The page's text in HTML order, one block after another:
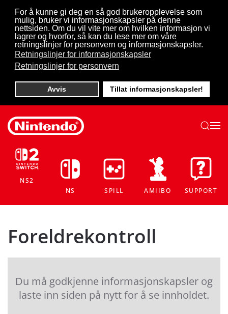
For å kunne gi deg en så god brukeropplevelse som
mulig, bruker vi informasjonskapsler på denne
nettsiden. Om du vil vite mer om hvilken informasjon vi
lagrer og hvorfor, så kan du lese mer om våre
retningslinjer for personvern og informasjonskapsler.
Retningslinjer for informasjonskapsler
Retningslinjer for personvern
Avvis Tillat informasjonskapsler!
Skip to main content
NS2
NS
SPILL AMIIBO SUPPORT
Foreldrekontroll
Du må godkjenne informasjonskapsler og
laste inn siden på nytt for å se innholdet.